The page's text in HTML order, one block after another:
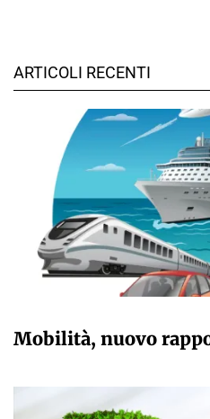
ARTICOLI RECENTI
Mobilità, nuovo